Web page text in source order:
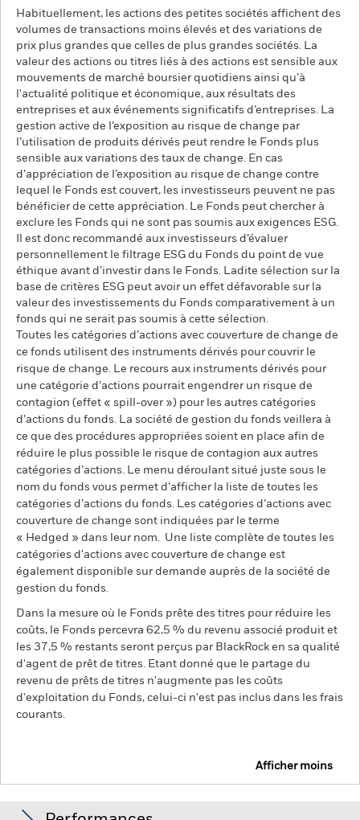
Habituellement, les actions des petites sociétés affichent des
volumes de transactions moins élevés et des variations de
prix plus grandes que celles de plus grandes sociétés. La
valeur des actions ou titres liés à des actions est sensible aux
mouvements de marché boursier quotidiens ainsi qu’à
l'actualité politique et économique, aux résultats des
entreprises et aux événements significatifs d’entreprises. La
gestion active de l’exposition au risque de change par
l’utilisation de produits dérivés peut rendre le Fonds plus
sensible aux variations des taux de change. En cas
d’appréciation de l’exposition au risque de change contre
lequel le Fonds est couvert, les investisseurs peuvent ne pas
bénéficier de cette appréciation. Le Fonds peut chercher à
exclure les Fonds qui ne sont pas soumis aux exigences ESG.
Il est donc recommandé aux investisseurs d’évaluer
personnellement le filtrage ESG du Fonds du point de vue
éthique avant d’investir dans le Fonds. Ladite sélection sur la
base de critères ESG peut avoir un effet défavorable sur la
valeur des investissements du Fonds comparativement à un
fonds qui ne serait pas soumis à cette sélection.
Toutes les catégories d’actions avec couverture de change de
ce fonds utilisent des instruments dérivés pour couvrir le
risque de change. Le recours aux instruments dérivés pour
une catégorie d’actions pourrait engendrer un risque de
contagion (effet « spill-over ») pour les autres catégories
d’actions du fonds. La société de gestion du fonds veillera à
ce que des procédures appropriées soient en place afin de
réduire le plus possible le risque de contagion aux autres
catégories d’actions. Le menu déroulant situé juste sous le
nom du fonds vous permet d’afficher la liste de toutes les
catégories d’actions du fonds. Les catégories d’actions avec
couverture de change sont indiquées par le terme
« Hedged » dans leur nom. Une liste complète de toutes les
catégories d'actions avec couverture de change est
également disponible sur demande auprès de la société de
gestion du fonds.
Dans la mesure où le Fonds prête des titres pour réduire les
coûts, le Fonds percevra 62,5 % du revenu associé produit et
les 37,5 % restants seront perçus par BlackRock en sa qualité
d'agent de prêt de titres. Etant donné que le partage du
revenu de prêts de titres n'augmente pas les coûts
d'exploitation du Fonds, celui-ci n'est pas inclus dans les frais
courants.
Afficher moins